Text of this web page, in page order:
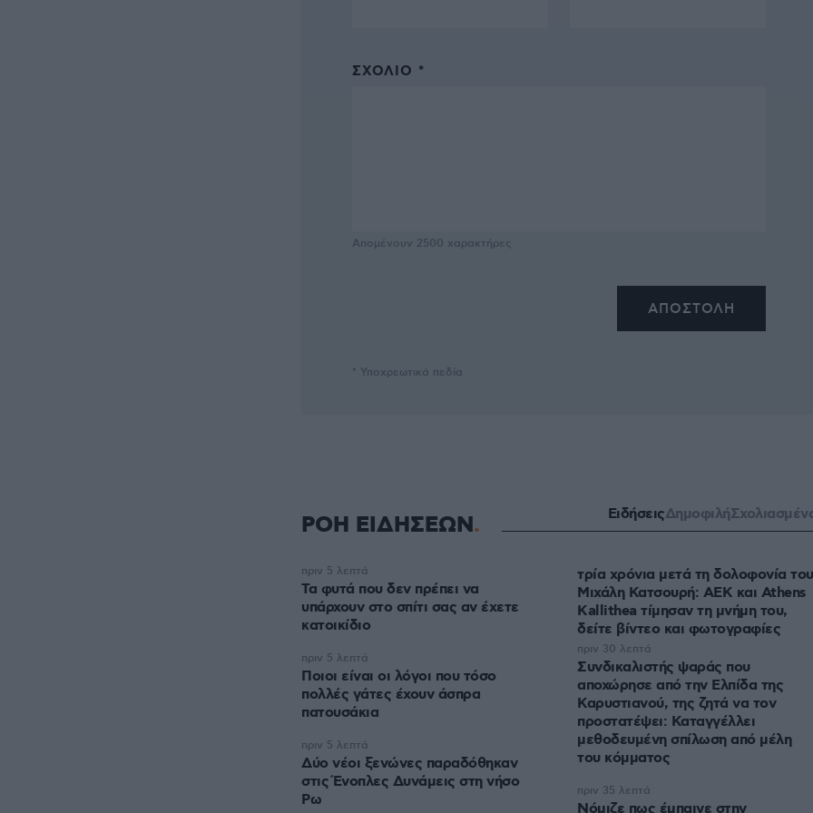
ΣΧΌΛΙΟ *
Απομένουν 2500 χαρακτήρες
* Υποχρεωτικά πεδία
ΡΟΗ ΕΙΔΗΣΕΩΝ ΕιδήσειςΔημοφιλή
Τα φυτά που δεν πρέπει να
υπάρχουν στο σπίτι σας αν έχετε
κατοικίδιο
πριν 5 λεπτά
Ποιοι είναι οι λόγοι που τόσο
πολλές γάτες έχουν άσπρα
πατουσάκια
πριν 5 λεπτά
Δύο νέοι ξενώνες παραδόθηκαν
στις Ένοπλες Δυνάμεις στη νήσο
Ρω
πριν 5 λεπτά
τρία χρόνια μετά τη δολοφονία του
Μιχάλη Κατσουρή: ΑΕΚ και Athens
Kallithea τίμησαν τη μνήμη του,
δείτε βίντεο και φωτογραφίες
Συνδικαλιστής ψαράς που
αποχώρησε από την Ελπίδα της
Καρυστιανού, της ζητά να τον
προστατέψει: Καταγγέλλει
μεθοδευμένη σπίλωση από μέλη
του κόμματος
πριν 30 λεπτά
Νόμιζε πως έμπαινε στην
πριν 35 λεπτά